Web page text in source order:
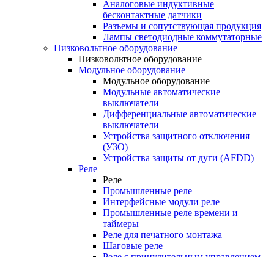
Аналоговые индуктивные
бесконтактные датчики
Разъемы и сопутствующая продукция
Лампы светодиодные коммутаторные
Низковольтное оборудование
Низковольтное оборудование
Модульное оборудование
Модульное оборудование
Модульные автоматические
выключатели
Дифференциальные автоматические
выключатели
Устройства защитного отключения
(УЗО)
Устройства защиты от дуги (AFDD)
Реле
Реле
Промышленные реле
Интерфейсные модули реле
Промышленные реле времени и
таймеры
Реле для печатного монтажа
Шаговые реле